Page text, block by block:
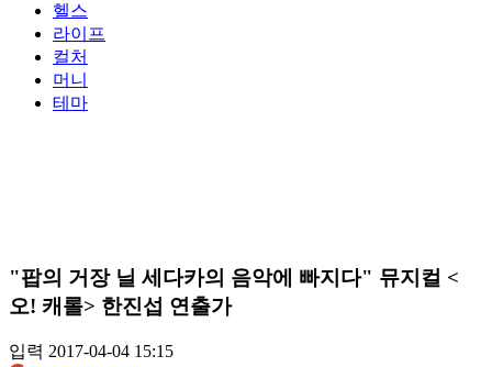
헬스
라이프
컬처
머니
테마
"팝의 거장 닐 세다카의 음악에 빠지다" 뮤지컬 <
오! 캐롤> 한진섭 연출가
입력 2017-04-04 15:15